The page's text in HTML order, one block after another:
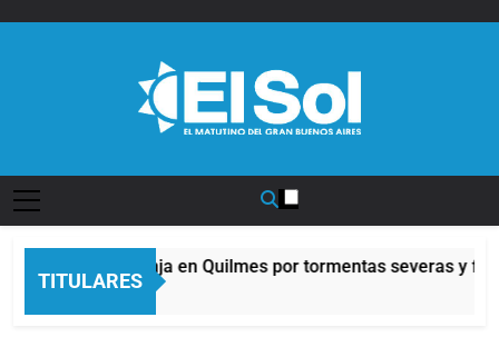
TITULARES
Alerta naranja en Quilmes por tormentas severas y
5 Horas Atrás